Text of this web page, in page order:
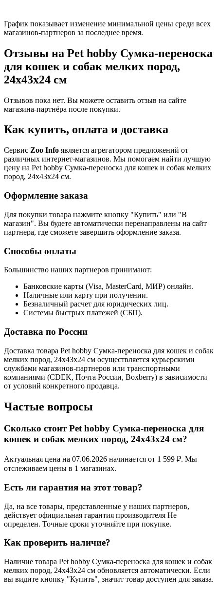
График показывает изменение минимальной цены среди всех
магазинов-партнеров за последнее время.
Отзывы на Pet hobby Сумка-переноска
для кошек и собак мелких пород,
24x43x24 см
Отзывов пока нет. Вы можете оставить отзыв на сайте
магазина-партнёра после покупки.
Как купить, оплата и доставка
Сервис Zoo Info является агрегатором предложений от
различных интернет-магазинов. Мы помогаем найти лучшую
цену на Pet hobby Сумка-переноска для кошек и собак мелких
пород, 24x43x24 см.
Оформление заказа
Для покупки товара нажмите кнопку "Купить" или "В
магазин". Вы будете автоматически перенаправлены на сайт
партнера, где сможете завершить оформление заказа.
Способы оплаты
Большинство наших партнеров принимают:
Банковские карты (Visa, MasterCard, МИР) онлайн.
Наличные или карту при получении.
Безналичный расчет для юридических лиц.
Системы быстрых платежей (СБП).
Доставка по России
Доставка товара Pet hobby Сумка-переноска для кошек и собак
мелких пород, 24x43x24 см осуществляется курьерскими
службами магазинов-партнеров или транспортными
компаниями (CDEK, Почта России, Boxberry) в зависимости
от условий конкретного продавца.
Частые вопросы
Сколько стоит Pet hobby Сумка-переноска для
кошек и собак мелких пород, 24x43x24 см?
Актуальная цена на 07.06.2026 начинается от 1 599 ₽. Мы
отслеживаем цены в 1 магазинах.
Есть ли гарантия на этот товар?
Да, на все товары, представленные у наших партнеров,
действует официальная гарантия производителя Не
определен. Точные сроки уточняйте при покупке.
Как проверить наличие?
Наличие товара Pet hobby Сумка-переноска для кошек и собак
мелких пород, 24x43x24 см обновляется автоматически. Если
вы видите кнопку "Купить", значит товар доступен для заказа.